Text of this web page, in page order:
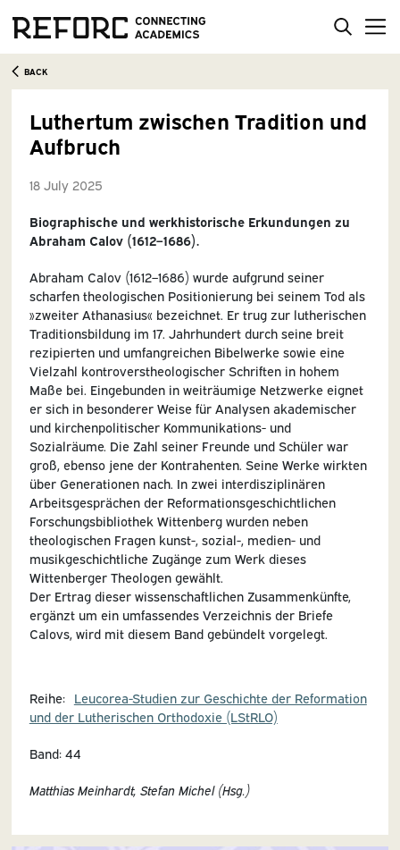
BACK
Luthertum zwischen Tradition und
Aufbruch
18 July 2025
Biographische und werkhistorische Erkundungen zu
Abraham Calov (1612–1686).
Abraham Calov (1612–1686) wurde aufgrund seiner
scharfen theologischen Positionierung bei seinem Tod als
»zweiter Athanasius« bezeichnet. Er trug zur lutherischen
Traditionsbildung im 17. Jahrhundert durch seine breit
rezipierten und umfangreichen Bibelwerke sowie eine
Vielzahl kontroverstheologischer Schriften in hohem
Maße bei. Eingebunden in weiträumige Netzwerke eignet
er sich in besonderer Weise für Analysen akademischer
und kirchenpolitischer Kommunikations- und
Sozialräume. Die Zahl seiner Freunde und Schüler war
groß, ebenso jene der Kontrahenten. Seine Werke wirkten
über Generationen nach. In zwei interdisziplinären
Arbeitsgesprächen der Reformationsgeschichtlichen
Forschungsbibliothek Wittenberg wurden neben
theologischen Fragen kunst-, sozial-, medien- und
musikgeschichtliche Zugänge zum Werk dieses
Wittenberger Theologen gewählt.
Der Ertrag dieser wissenschaftlichen Zusammenkünfte,
ergänzt um ein umfassendes Verzeichnis der Briefe
Calovs, wird mit diesem Band gebündelt vorgelegt.
Reihe: Leucorea-Studien zur Geschichte der Reformation
und der Lutherischen Orthodoxie (LStRLO)
Band: 44
Matthias Meinhardt, Stefan Michel (Hsg.)